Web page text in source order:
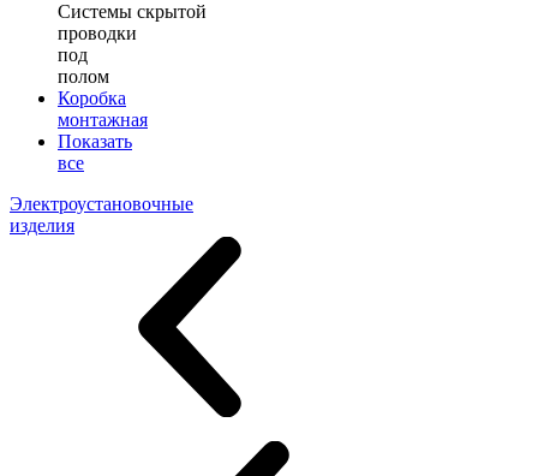
Системы скрытой
проводки
под
полом
Коробка
монтажная
Показать
все
Электроустановочные
изделия